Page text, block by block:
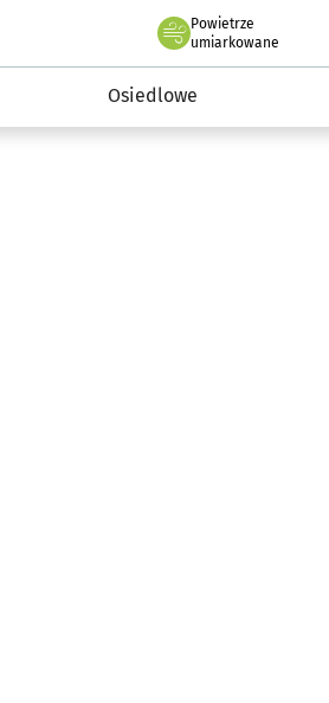
inwestycje 2019-2032
Powietrze
we Wrocławiu
umiarkowane
Osiedlowe